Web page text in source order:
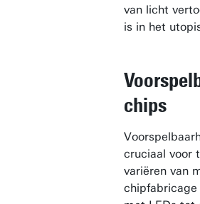
van licht
is in het
chips
cruciaal voor
variëren van